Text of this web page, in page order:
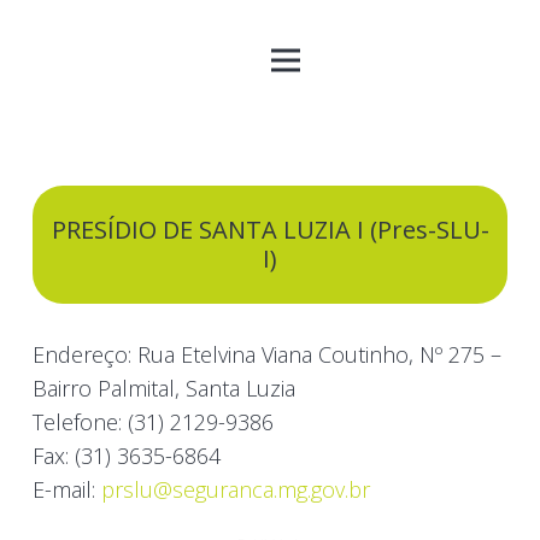
PRESÍDIO DE SANTA LUZIA I (Pres-SLU-
I)
Endereço: Rua Etelvina Viana Coutinho, Nº 275 –
Bairro Palmital, Santa Luzia
Telefone: (31) 2129-9386
Fax: (31) 3635-6864
E-mail: prslu@seguranca.mg.gov.br